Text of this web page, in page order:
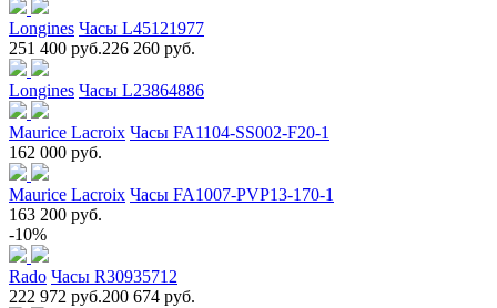
Longines Часы L45121977
251 400 руб.226 260 руб.
Longines Часы L23864886
Maurice Lacroix Часы FA1104-SS002-F20-1
162 000 руб.
Maurice Lacroix Часы FA1007-PVP13-170-1
163 200 руб.
-10%
Rado Часы R30935712
222 972 руб.200 674 руб.